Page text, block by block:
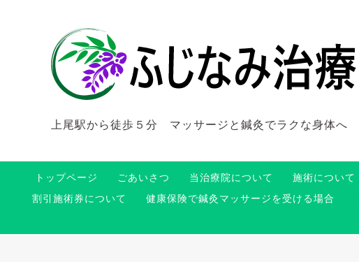
上尾駅から徒歩５分 マッサージと鍼灸でラクな身体へ
トップページ ごあいさつ 当治療院について 施術について
割引施術券について
健康保険で鍼灸マッサージを受ける場合